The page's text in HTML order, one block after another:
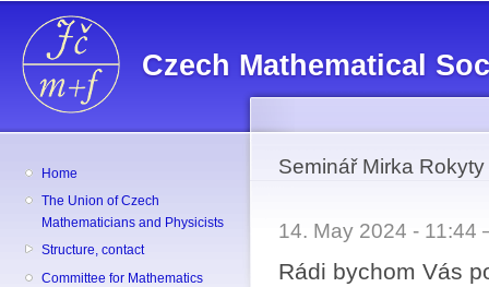
Czech Mathematical
Home
The Union of Czech
Mathematicians and Physicists
Structure, contact
Committee for Mathematics
Seminář Mirka
14. May 2024 -
Rádi bychom Vás